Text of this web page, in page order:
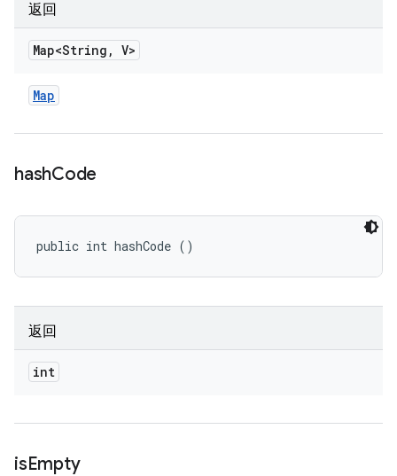
返回
Map<String , V>
Map
hashCode
public int hashCode ()
返回
int
isEmpty